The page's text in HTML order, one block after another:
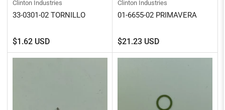
Clinton Industries
33-0301-02 TORNILLO
Precio
regular
$1.62 USD
Clinton Industries
01-6655-02 PRIMAVERA
Precio
regular
$21.23 USD